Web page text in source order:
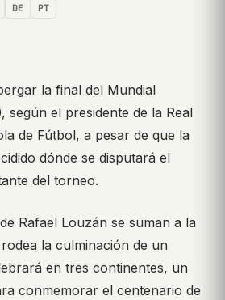
DE PT
la final del Mundial
según el presidente de la Real
de Fútbol, a pesar de que la
dónde se disputará el
del torneo.
Rafael Louzán se suman a la
la culminación de un
en tres continentes, un
conmemorar el centenario de